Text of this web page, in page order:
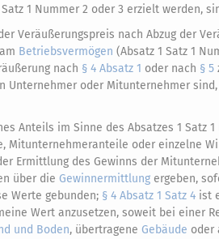
1 Nummer 2 oder 3 erzielt werden,
Veräußerungspreis nach Abzug der
Betriebsvermögen (Absatz 1 Satz 1
nach § 4 Absatz 1 oder nach § 5
Unternehmer oder Mitunternehmer
Anteils im Sinne des Absatzes 1 Satz
Mitunternehmeranteile oder einzelne
Ermittlung des Gewinns der
über die Gewinnermittlung ergeben,
Werte gebunden; § 4 Absatz 1 Satz 4 ist
Wert anzusetzen, soweit bei einer
und Boden, übertragene Gebäude oder